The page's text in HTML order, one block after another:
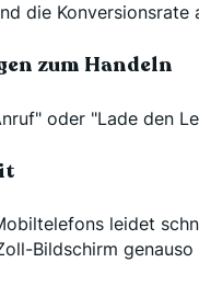
die Konversionsrate
zum Handeln
oder "Lade den
leidet
Bildschirm